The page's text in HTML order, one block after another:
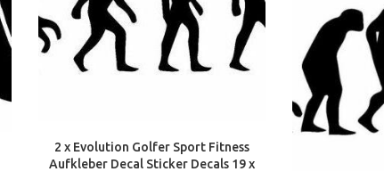
2 x Evolution Golfer Sport Fitness
Aufkleber Decal Sticker Decals 19 x